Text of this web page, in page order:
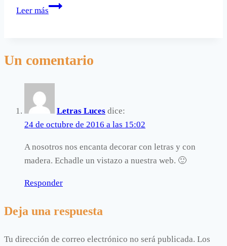
Leer más
Muñecos
con
Un comentario
Letras Luces dice:
24 de octubre de 2016 a las 15:02
A nosotros nos encanta decorar con letras y con
madera. Echadle un vistazo a nuestra web. 🙂
Responder
Deja una respuesta
Tu dirección de correo electrónico no será publicada. Los